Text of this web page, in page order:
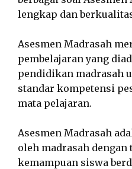
lengkap dan
Asesmen Madrasah
pembelajaran yang
pendidikan madrasah
standar kompetensi
mata pelajaran.
Asesmen Madrasah
oleh madrasah
kemampuan siswa